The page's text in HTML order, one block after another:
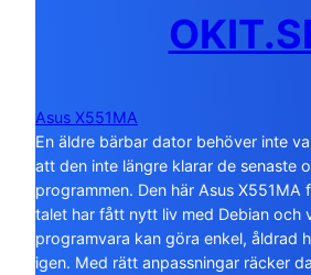
Asus X551MA
En äldre bärbar dator behöver inte
att den inte längre klarar de senaste
programmen. Den här Asus X551MA
talet har fått nytt liv med Debian och
programvara kan göra enkel, åldrad
igen. Med rätt anpassningar räcker